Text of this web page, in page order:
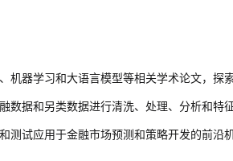
机器学习和大语言模型等相关学术论文，探
数据和另类数据进行清洗、处理、分析和特
测试应用于金融市场预测和策略开发的前沿